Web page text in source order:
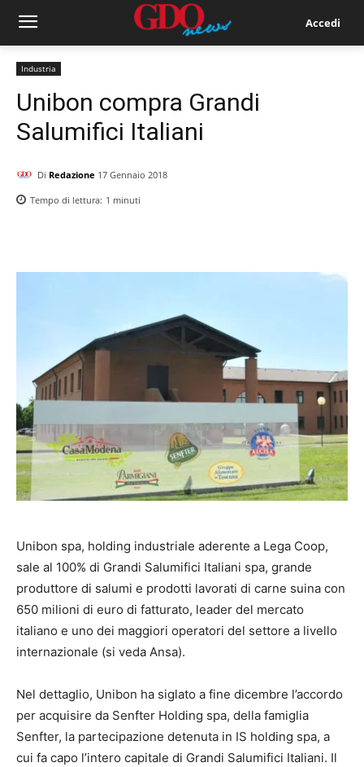
Accedi
Industria
Unibon compra Grandi
Salumifici Italiani
Di Redazione 17 Gennaio 2018
Tempo di lettura: 1 minuti
Unibon spa, holding industriale aderente a Lega Coop,
sale al 100% di Grandi Salumifici Italiani spa, grande
produttore di salumi e prodotti lavorati di carne suina con
650 milioni di euro di fatturato, leader del mercato
italiano e uno dei maggiori operatori del settore a livello
internazionale (si veda Ansa).
Nel dettaglio, Unibon ha siglato a fine dicembre l’accordo
per acquisire da Senfter Holding spa, della famiglia
Senfter, la partecipazione detenuta in IS holding spa, a
cui fa capo l’intero capitale di Grandi Salumifici Italiani. Il